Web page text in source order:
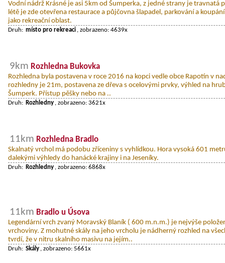
Vodní nádrž Krásné je asi 5km od Šumperka, z jedné strany je travnatá
létě je zde otevřena restaurace a půjčovna šlapadel, parkování a
jako rekreační oblast.
Druh: místo pro rekreaci , zobrazeno: 4639x
9km Rozhledna Bukovka
Rozhledna byla postavena v roce 2016 na kopci vedle obce Rapotín v
rozhledny je 21m, postavena ze dřeva s ocelovými prvky, výhled na
Šumperk. Přístup pěšky nebo na ..
Druh: Rozhledny , zobrazeno: 3621x
11km Rozhledna Bradlo
Skalnatý vrchol má podobu zříceniny s vyhlídkou. Hora vysoká 601
dalekými výhledy do hanácké krajiny i na Jeseníky.
Druh: Rozhledny , zobrazeno: 6868x
11km Bradlo u Úsova
Legendární vrch zvaný Moravský Blaník ( 600 m.n.m.) je nejvýše
vrchoviny. Z mohutné skály na jeho vrcholu je nádherný rozhled na
tvrdí, že v nitru skalního masivu na jejím..
Druh: Skály , zobrazeno: 5661x